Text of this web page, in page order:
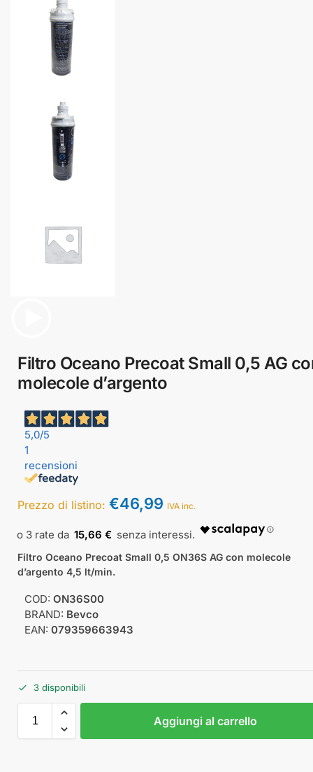
Filtro Oceano Precoat Small 0,5 AG
molecole d’argento
5,0/5
1
recensioni
Prezzo di listino: €46,99 IVA inc.
15,66 €
Filtro Oceano Precoat Small 0,5 ON36S AG con molecole
d’argento 4,5 lt/min.
COD: ON36S00
BRAND: Bevco
EAN: 079359663943
3 disponibili
Aggiungi al carrello